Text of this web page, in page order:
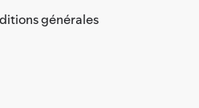
générales